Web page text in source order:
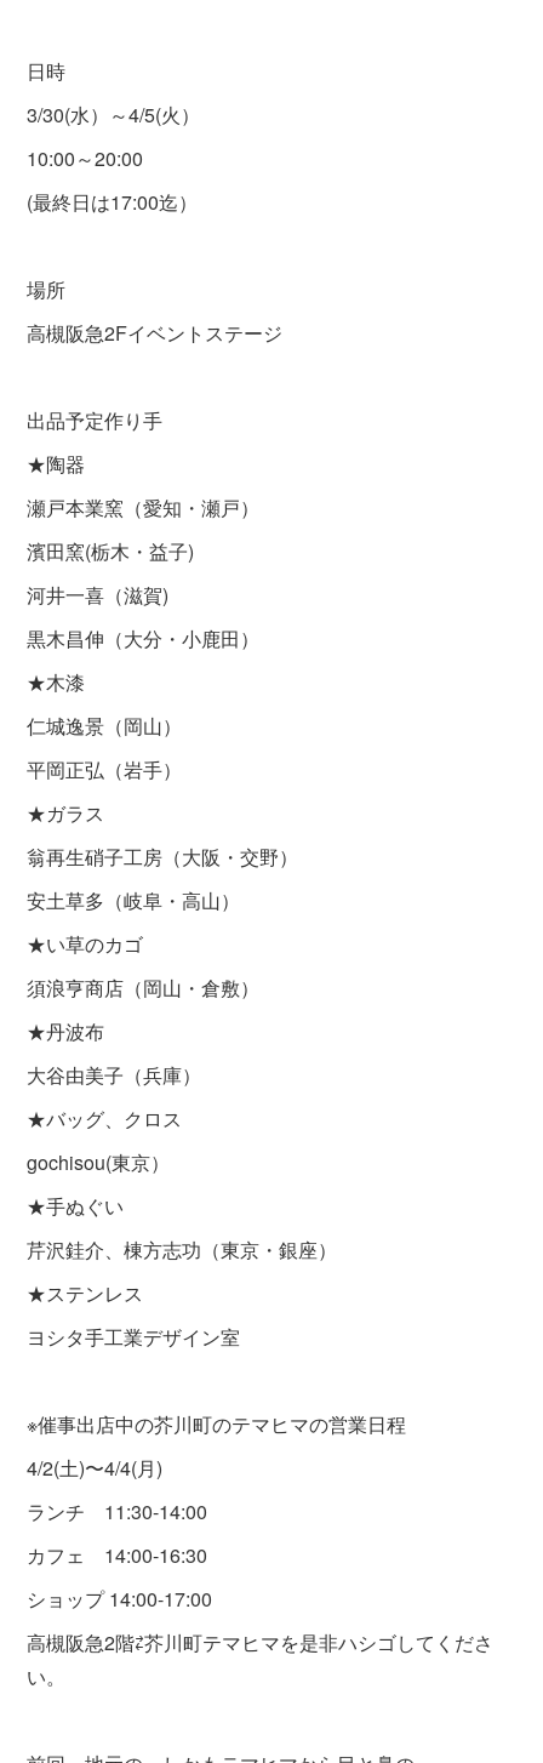
日時
3/30(水）～4/5(火）
10:00～20:00
(最終日は17:00迄）
場所
高槻阪急2Fイベントステージ
出品予定作り手
★陶器
瀬戸本業窯（愛知・瀬戸）
濱田窯(栃木・益子)
河井一喜（滋賀)
黒木昌伸（大分・小鹿田）
★木漆
仁城逸景（岡山）
平岡正弘（岩手）
★ガラス
翁再生硝子工房（大阪・交野）
安土草多（岐阜・高山）
★い草のカゴ
須浪亨商店（岡山・倉敷）
★丹波布
大谷由美子（兵庫）
★バッグ、クロス
gochisou(東京）
★手ぬぐい
芹沢銈介、棟方志功（東京・銀座）
★ステンレス
ヨシタ手工業デザイン室
※催事出店中の芥川町のテマヒマの営業日程
4/2(土)〜4/4(月)
ランチ 11:30-14:00
カフェ 14:00-16:30
ショップ 14:00-17:00
高槻阪急2階⇄芥川町テマヒマを是非ハシゴしてくださ
い。